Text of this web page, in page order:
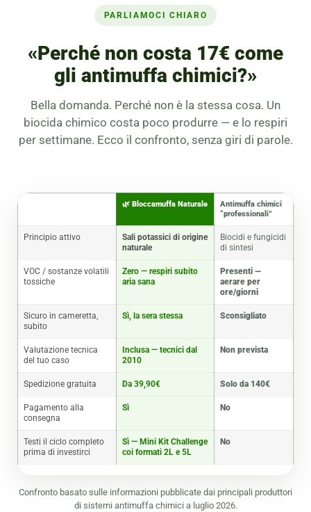
PARLIAMOCI CHIARO
«Perché non costa 17€ come
gli antimuffa chimici?»
Bella domanda. Perché non è la stessa cosa. Un
biocida chimico costa poco produrre — e lo respiri
per settimane. Ecco il confronto, senza giri di parole.
🌿 Bloccamuffa Naturale
Antimuffa chimici
“professionali”
Principio attivo
Sali potassici di origine
naturale
Biocidi e fungicidi
di sintesi
VOC / sostanze volatili
tossiche
Zero — respiri subito
aria sana
Presenti —
aerare per
ore/giorni
Sicuro in cameretta,
subito
Sì, la sera stessa Sconsigliato
Valutazione tecnica
del tuo caso
Inclusa — tecnici dal
2010
Non prevista
Spedizione gratuita Da 39,90€ Solo da 140€
Pagamento alla
consegna
Sì No
Testi il ciclo completo
prima di investirci
Sì — Mini Kit Challenge
coi formati 2L e 5L
No
Confronto basato sulle informazioni pubblicate dai principali produttori
di sistemi antimuffa chimici a luglio 2026.